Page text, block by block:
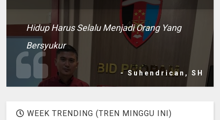
Hidup Harus Selalu Menjadi Orang Yang
Bersyukur
- Suhendrican, SH
WEEK TRENDING (TREN MINGGU INI)